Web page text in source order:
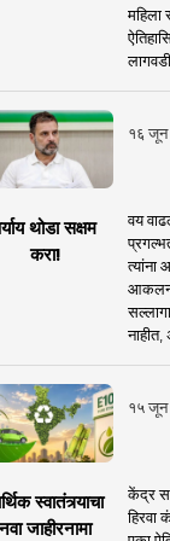
महिला
१६ जून
थोडा सक्षम
करा!
वय
त्यांना
आकलन
नाहीत,
१५ जून
स्वातंत्र्याचा
जाहीरनामा
केंद्र
हिरवा